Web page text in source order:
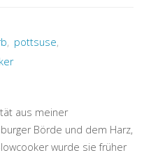
, pottsuse,
aus meiner
Börde und dem Harz,
wurde sie früher